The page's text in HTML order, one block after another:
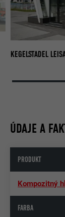
KEGELSTADEL
ÚDAJE A
PRODUKT
Kompozitný
FARBA